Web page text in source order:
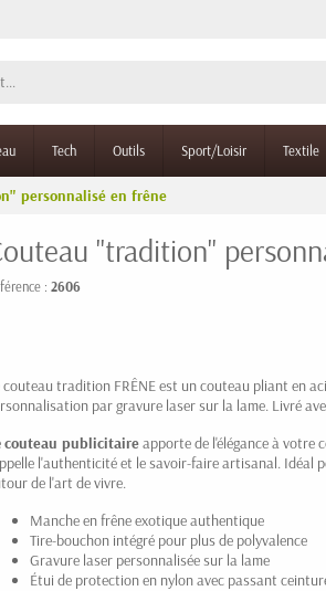
Tech Outils Sport/Loisir Textile
personnalisé en frêne
"tradition"
: 2606
couteau tradition FRÊNE est un couteau pliant en
par gravure laser sur la lame. Livré
couteau publicitaireapporte de l'élégance à votre
l'authenticité et le savoir-faire artisanal. Idéal
de l'art de vivre.
Manche en frêne exotique authentique
Tire-bouchon intégré pour plus de polyvalence
Gravure laser personnalisée sur la lame
Étui de protection en nylon avec passant